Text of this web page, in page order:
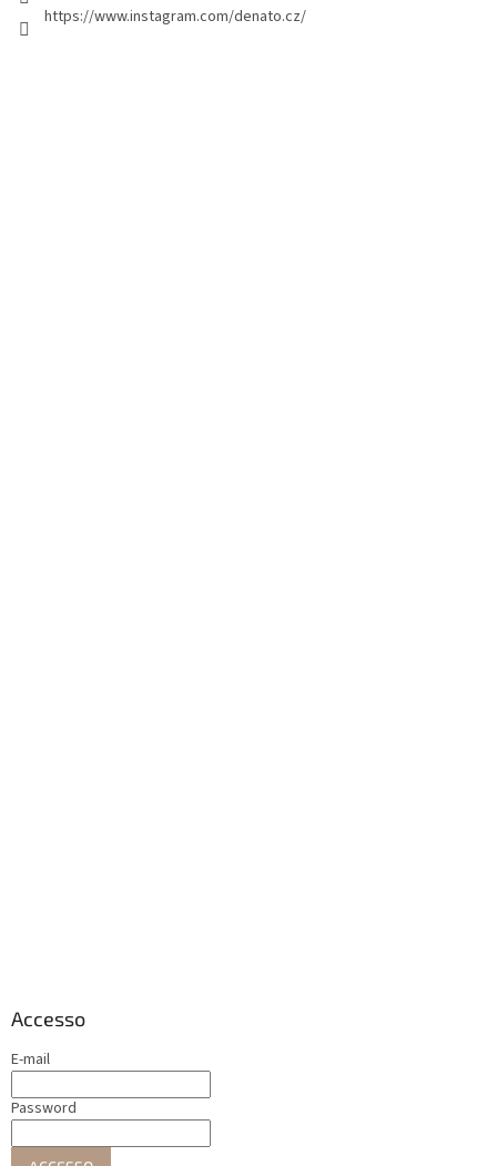
https://www.instagram.com/denato.cz/
Accesso
E-mail
Password